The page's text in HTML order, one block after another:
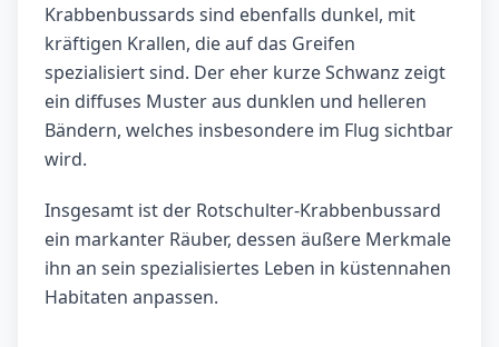
Krabbenbussards sind ebenfalls dunkel, mit
kräftigen Krallen, die auf das Greifen
spezialisiert sind. Der eher kurze Schwanz zeigt
ein diffuses Muster aus dunklen und helleren
Bändern, welches insbesondere im Flug sichtbar
wird.
Insgesamt ist der Rotschulter-Krabbenbussard
ein markanter Räuber, dessen äußere Merkmale
ihn an sein spezialisiertes Leben in küstennahen
Habitaten anpassen.